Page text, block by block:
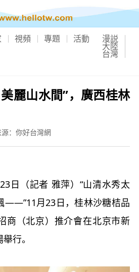
視頻 專題 活動 漫説
大陸
台灣
麗山水間”，廣西桂林
源：你好台灣網
日（記者 雅萍） “山清水秀太
——”11 月23日，桂林沙糖桔品
商（北京）推介會在北京市新
行。